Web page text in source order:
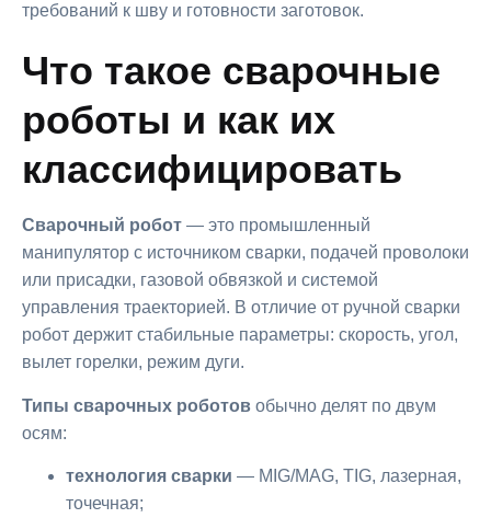
требований к шву и готовности заготовок.
Что такое сварочные
роботы и как их
классифицировать
Сварочный робот — это промышленный
манипулятор с источником сварки, подачей проволоки
или присадки, газовой обвязкой и системой
управления траекторией. В отличие от ручной сварки
робот держит стабильные параметры: скорость, угол,
вылет горелки, режим дуги.
Типы сварочных роботов обычно делят по двум
осям:
технология сварки — MIG/MAG, TIG, лазерная,
точечная;